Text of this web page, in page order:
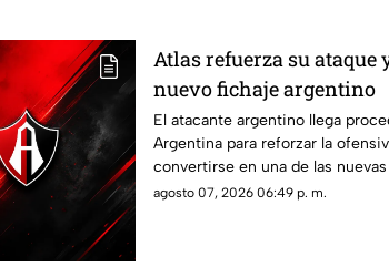
Atlas refuerza su ataque
nuevo fichaje argentino
El atacante argentino llega
Argentina para reforzar la
convertirse en una de las
equipo dirigido por Hernán
agosto 07, 2026 06:49 p. m.